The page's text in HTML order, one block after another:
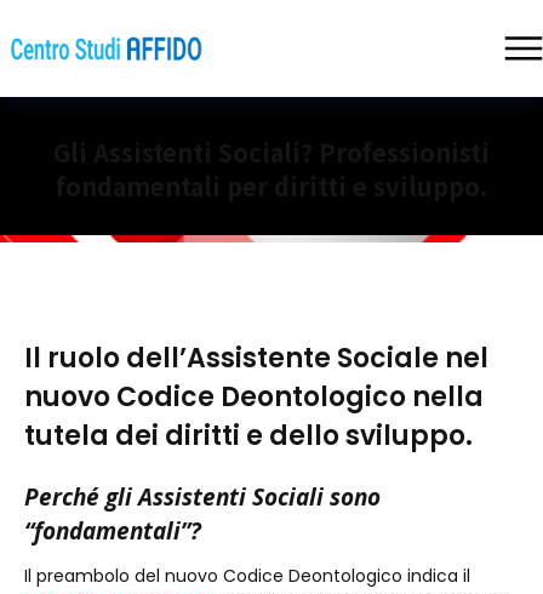
Il ruolo dell’Assistente Sociale nel
nuovo Codice Deontologico nella
tutela dei diritti e dello sviluppo.
Perché gli Assistenti Sociali sono
“fondamentali”?
Il preambolo del nuovo Codice Deontologico indica il